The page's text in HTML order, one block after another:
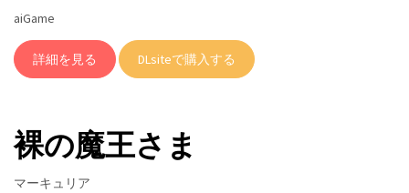
aiGame
詳細を見る DLsiteで購入する
裸の魔王さま
マーキュリア